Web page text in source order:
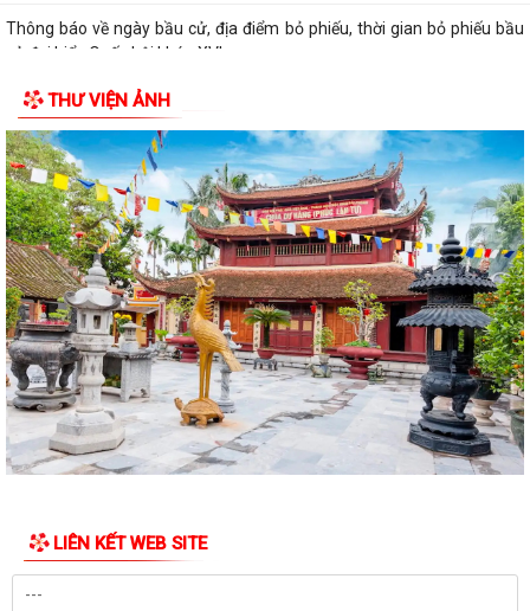
Thông báo về ngày bầu cử, địa điểm bỏ phiếu, thời gian bỏ phiếu bầu
cử đại biểu Quốc hội khóa XVI...
Thông báo hưởng ứng phong trào “Toàn dân sử dụng năng lượng tiết
kiệm hiệu quả và Chiến dịch Giờ...
Toàn văn chương trình hành động của đồng chí Phạm Thành Trung -
Phó Bí thư Đảng ủy, Chủ tịch Ủy ban...
Toàn văn Chương trình hành động của đồng chí Vũ Thành Tô - Bí thư
Đảng ủy, Chủ tịch Hội đồng nhân...
Nghị quyết số 03/NQ-UBBC ngày 23/02/2026 của Ủy ban bầu cử xã về
việc lập và công bố danh sách...
Ngày 15/02/2026, Ủy ban Bầu cử thành phố Hải Phòng đã ban hành
Nghị quyết số 03/NQ-UBBC về việc lập...
Công an xã Vĩnh Hoà ra quân cao điểm tấn công, trấn áp tội phạm, bảo
Quyết định số 556/QĐ-UBND ngày 09/02/2026 của UBND thành phố
Hải Phòng về việc công bố danh mục...
THƯ VIỆN ẢNH
LIÊN KẾT WEB SITE